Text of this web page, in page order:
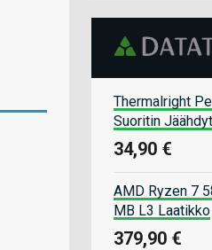
Thermalright
Suoritin
34,90 €
AMD Ryzen 7
MB L3 Laatikko
379,90 €